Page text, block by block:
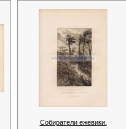
Собиратели ежевики.